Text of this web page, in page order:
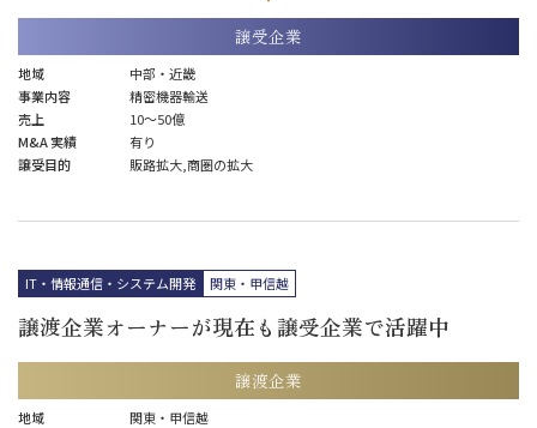
譲受企業
地域
中部・近畿
事業内容
精密機器輸送
売上
10～50億
M&A 実績
有り
譲受目的
販路拡大,商圏の拡大
IT・情報通信・システム開発 関東・甲信越
譲渡企業オーナーが現在も譲受企業で活躍中
譲渡企業
地域
関東・甲信越